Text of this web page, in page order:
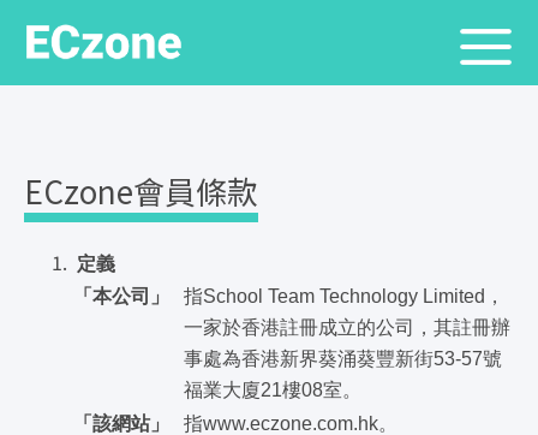
ECzone會員條款
定義
「本公司」
指School Team Technology Limited，
一家於香港註冊成立的公司，其註冊辦
事處為香港新界葵涌葵豐新街53-57號
福業大廈21樓08室。
「該網站」
指www.eczone.com.hk。